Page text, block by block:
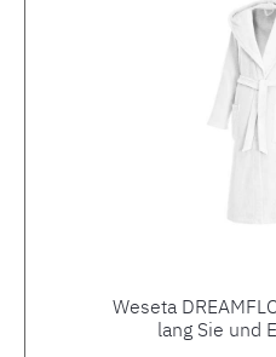
Weseta
lang Sie und